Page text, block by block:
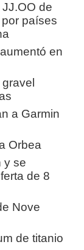
de
países
en
a Garmin
Orbea
y se
de 8
Nove
de titanio